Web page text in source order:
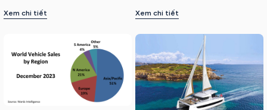
Xem chi tiết Xem chi tiết